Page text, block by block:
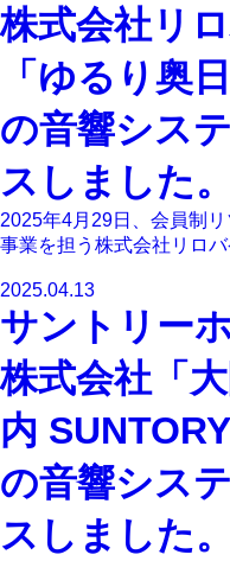
株式会社リ
「ゆるり奥
の音響シス
スしました。
2025年4月29日、会員制
事業を担う株式会社リロ
2025.04.13
サントリー
株式会社「
内
の音響シス
スしました。